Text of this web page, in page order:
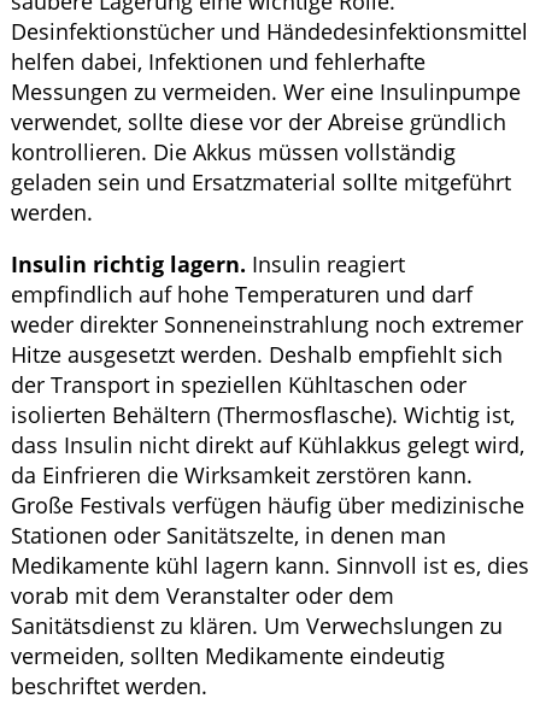
Desinfektionstücher und Händedesinfektionsmittel
helfen dabei, Infektionen und fehlerhafte
Messungen zu vermeiden. Wer eine Insulinpumpe
verwendet, sollte diese vor der Abreise gründlich
kontrollieren. Die Akkus müssen vollständig
geladen sein und Ersatzmaterial sollte mitgeführt
werden.
Insulin richtig lagern. Insulin reagiert
empfindlich auf hohe Temperaturen und darf
weder direkter Sonneneinstrahlung noch extremer
Hitze ausgesetzt werden. Deshalb empfiehlt sich
der Transport in speziellen Kühltaschen oder
isolierten Behältern (Thermosflasche). Wichtig ist,
dass Insulin nicht direkt auf Kühlakkus gelegt wird,
da Einfrieren die Wirksamkeit zerstören kann.
Große Festivals verfügen häufig über medizinische
Stationen oder Sanitätszelte, in denen man
Medikamente kühl lagern kann. Sinnvoll ist es, dies
vorab mit dem Veranstalter oder dem
Sanitätsdienst zu klären. Um Verwechslungen zu
vermeiden, sollten Medikamente eindeutig
beschriftet werden.